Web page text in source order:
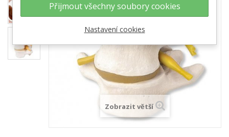
Zobrazit větší
Přijmout všechny soubory cookies
Nastavení cookies